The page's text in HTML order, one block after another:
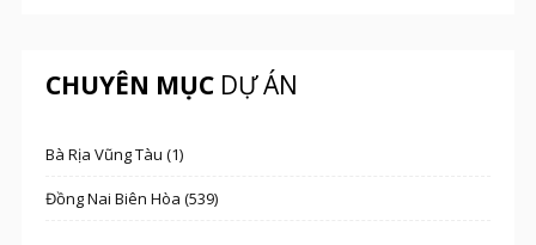
CHUYÊN MỤCDỰ ÁN
Bà Rịa Vũng Tàu (1)
Đồng Nai Biên Hòa (539)